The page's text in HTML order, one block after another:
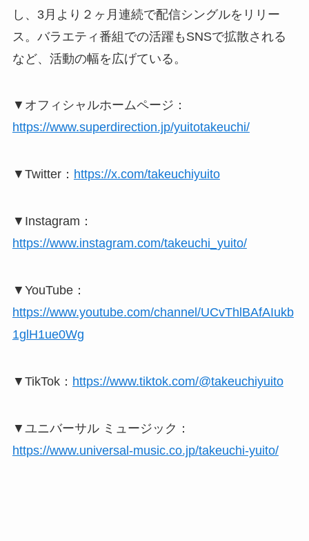
し、3月より２ヶ月連続で配信シングルをリリー
ス。バラエティ番組での活躍もSNSで拡散される
など、活動の幅を広げている。
▼オフィシャルホームページ：
https://www.superdirection.jp/yuitotakeuchi/
▼Twitter： https://x.com/takeuchiyuito
▼Instagram：
https://www.instagram.com/takeuchi_yuito/
▼YouTube：
https://www.youtube.com/channel/UCvThlBAfAIukb
1glH1ue0Wg
▼TikTok： https://www.tiktok.com/@takeuchiyuito
▼ユニバーサル ミュージック：
https://www.universal-music.co.jp/takeuchi-yuito/